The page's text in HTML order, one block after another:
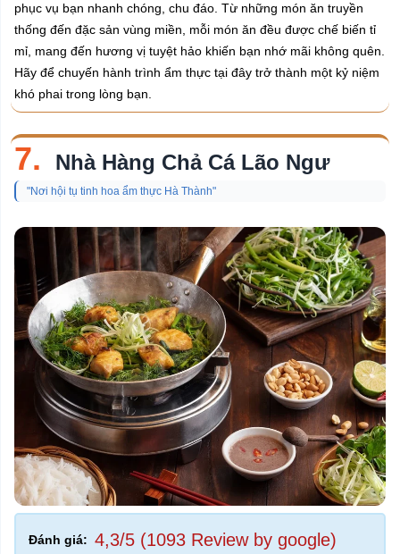
phục vụ bạn nhanh chóng, chu đáo. Từ những món ăn truyền
thống đến đặc sản vùng miền, mỗi món ăn đều được chế biến tỉ
mỉ, mang đến hương vị tuyệt hảo khiến bạn nhớ mãi không quên.
Hãy để chuyến hành trình ẩm thực tại đây trở thành một kỷ niệm
khó phai trong lòng bạn.
7. Nhà Hàng Chả Cá Lão Ngư
"Nơi hội tụ tinh hoa ẩm thực Hà Thành"
Đánh giá: 4,3/5 (1093 Review by google)